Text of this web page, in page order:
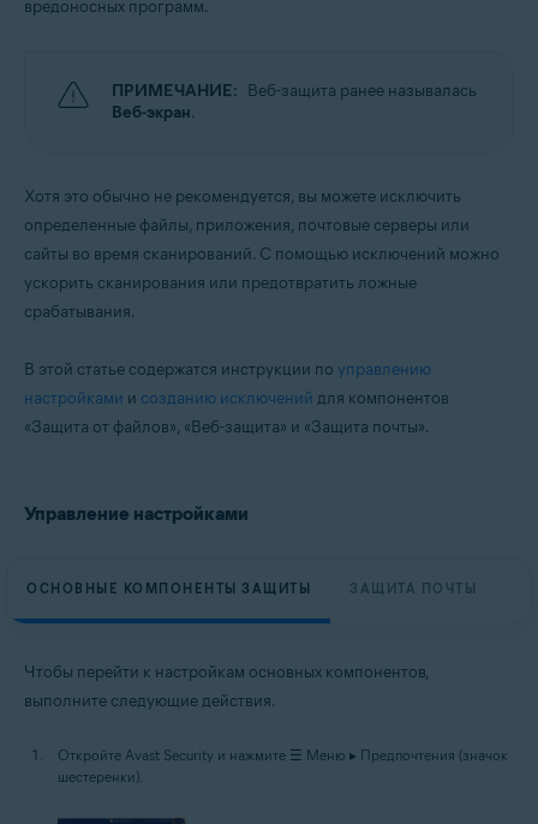
вредоносных программ.
ПРИМЕЧАНИЕ: Веб-защита ранее называлась
Веб-экран.
Хотя это обычно не рекомендуется, вы можете исключить
определенные файлы, приложения, почтовые серверы или
сайты во время сканирований. С помощью исключений можно
ускорить сканирования или предотвратить ложные
срабатывания.
В этой статье содержатся инструкции по управлению
настройками и созданию исключений для компонентов
«Защита от файлов», «Веб-защита» и «Защита почты».
Управление настройками
ОСНОВНЫЕ КОМПОНЕНТЫ ЗАЩИТЫ ЗАЩИТА ПОЧТЫ
Чтобы перейти к настройкам основных компонентов,
выполните следующие действия.
Откройте Avast Security и нажмите ☰ Меню ▸ Предпочтения (значок
шестеренки).